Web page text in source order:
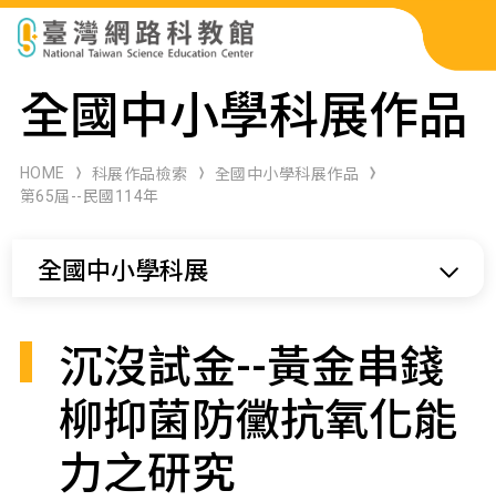
科展作品檢索
科學研習月刊
全國中小學科展作品
HOME 科展作品檢索
全國中小學科展作品
第65屆--民國114年
全國中小學科展
沉沒試金--黃金串錢
柳抑菌防黴抗氧化能
力之研究